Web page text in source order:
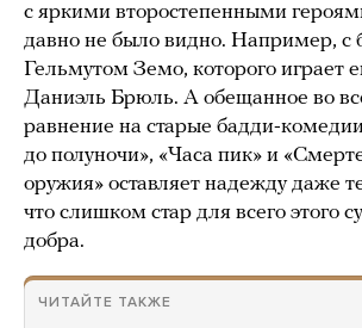
с яркими второстепенными
давно не было видно. Например, с
Гельмутом Земо, которого играет
Даниэль Брюль. А обещанное во
равнение на старые бадди-
до полуночи», «Часа пик» и
оружия» оставляет надежду даже
что слишком стар для всего этого
добра.
ЧИТАЙТЕ ТАКЖЕ